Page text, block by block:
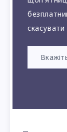
скасувати